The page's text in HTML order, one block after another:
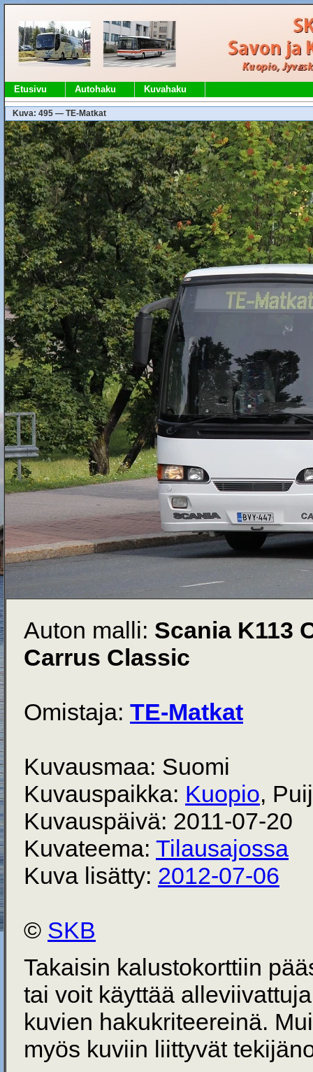
Etusivu Autohaku Kuvahaku
Kuva: 495 — TE-Matkat
Auton malli: Scania K113
Carrus Classic
Omistaja: TE-Matkat
Kuvausmaa: Suomi
Kuvauspaikka: Kuopio,
Kuvauspäivä: 2011-07-20
Kuvateema: Tilausajossa
Kuva lisätty: 2012-07-06
© SKB
Takaisin kalustokorttiin
tai voit käyttää
kuvien hakukriteereinä.
myös kuviin liittyvät